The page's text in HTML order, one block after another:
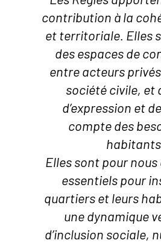
contribution à la
et territoriale. Elles
des espaces de
entre acteurs
société civile, et
d’expression et
compte des
Elles sont pour
essentiels pour
quartiers et leurs
une dynamique
d’inclusion sociale,